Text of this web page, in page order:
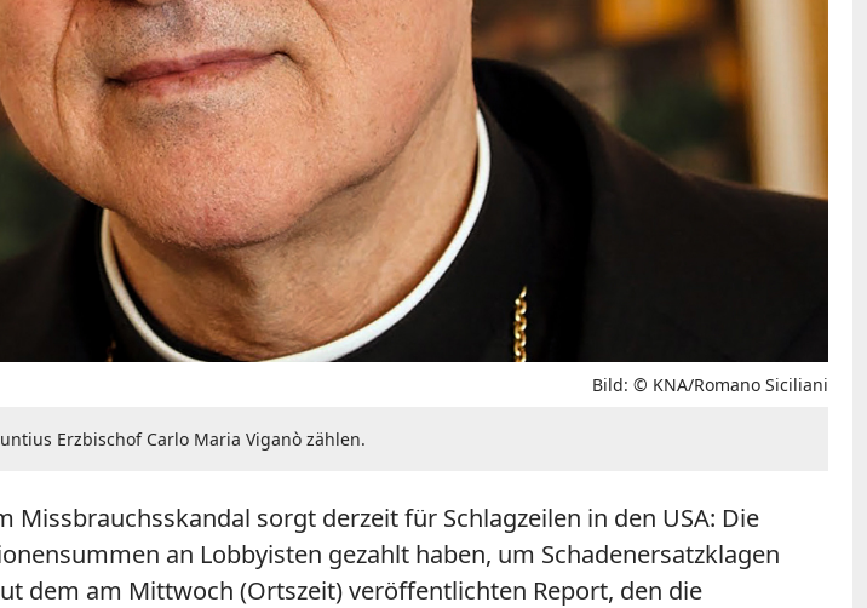
Bild: © KNA/Romano Siciliani
Erzbischof Carlo Maria Viganò zählen.
sorgt derzeit für Schlagzeilen in den USA: Die
an Lobbyisten gezahlt haben, um Schadenersatzklagen
dem am Mittwoch (Ortszeit) veröffentlichten Report, den die